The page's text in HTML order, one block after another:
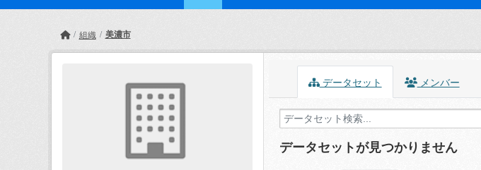
組織 美濃市
データセット メンバー
データセットが見つかりません